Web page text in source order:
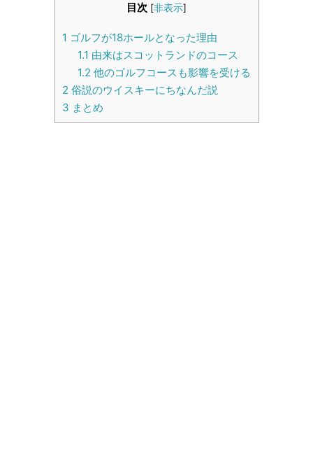
目次 [非表示]
1 ゴルフが18ホールとなった理由
1.1 由来はスコットランドのコース
1.2 他のゴルフコースも影響を受ける
2 俗説のウイスキーにちなんだ説
3 まとめ